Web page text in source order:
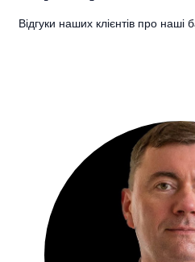
Відгуки наших клієнтів про наші